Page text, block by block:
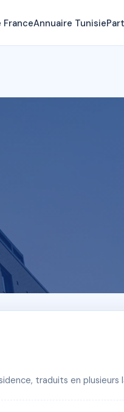
FranceAnnuaire Tunisie
traduits en plusieurs